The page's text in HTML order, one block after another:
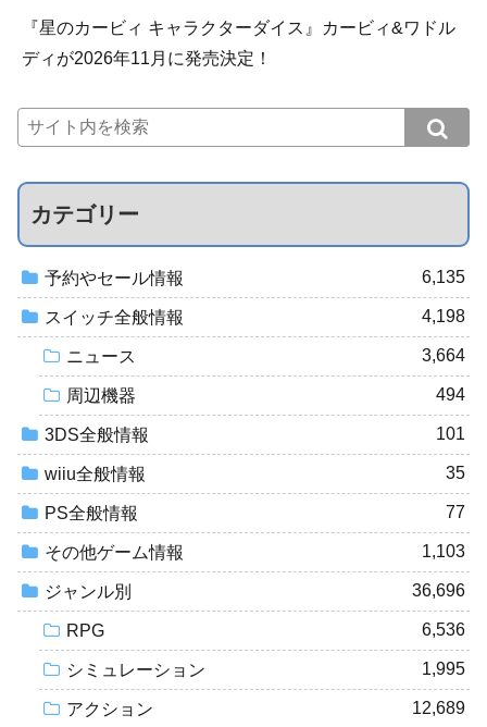
『星のカービィ キャラクターダイス』カービィ&ワドル
ディが2026年11月に発売決定！
カテゴリー
予約やセール情報 6,135
スイッチ全般情報 4,198
ニュース 3,664
周辺機器 494
3DS全般情報 101
wiiu全般情報 35
PS全般情報 77
その他ゲーム情報 1,103
ジャンル別 36,696
RPG 6,536
シミュレーション 1,995
アクション 12,689